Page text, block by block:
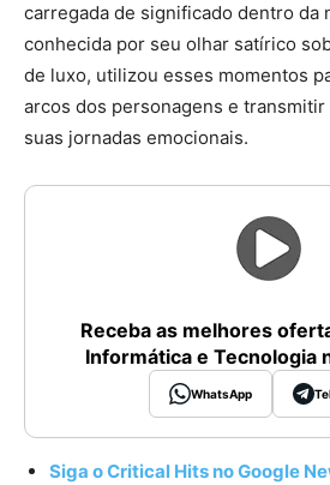
carregada de significado dentro da
conhecida por seu olhar satírico
de luxo, utilizou esses momentos
arcos dos personagens e
suas jornadas emocionais.
Receba as melhores
Informática e Tecnologia
WhatsApp
Siga o Critical Hits no Google